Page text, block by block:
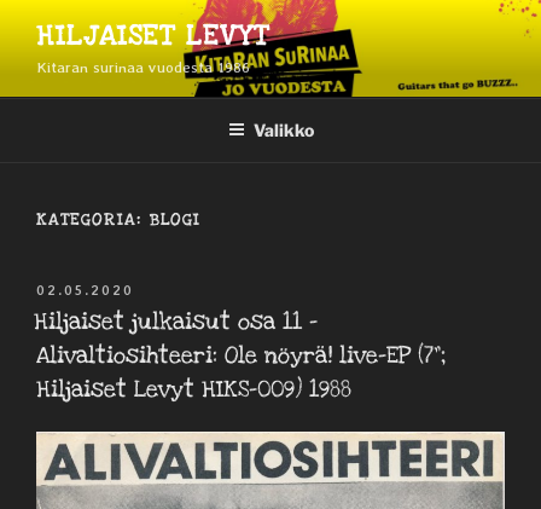
sisältöönHILJAISET LEVYT
Kitaran surinaa vuodesta 1986
Valikko
KATEGORIA: BLOGI
JULKAISTU
02.05.2020
Hiljaiset julkaisut osa 11 –
Alivaltiosihteeri: Ole nöyrä! live-EP (7”;
Hiljaiset Levyt HIKS-009) 1988